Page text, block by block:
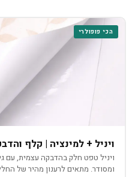
הכי פופולרי
ויניל + למינציה | קלף
ויניל טפט חלק בהדבקה עצמית, עם
ומסודר. מתאים לרענון מהיר של